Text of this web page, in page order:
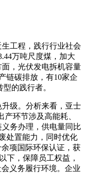
工程，践行行业社会
万吨尺度煤，加大
，光伏发电拆机容量
链碳排放，有10家企
的践行者。
级。分析来看，亚士
环节涉及高能耗、
务办理，供电量同比
处置能力，同时优化
项国际环保认证，获
下，保障员工权益，
义务履行环境。企业